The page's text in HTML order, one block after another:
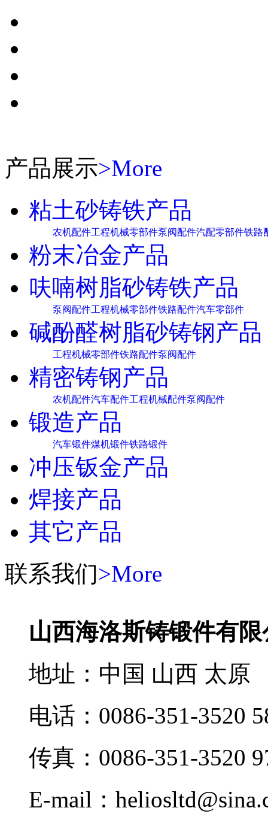
产品展示>More
粘土砂铸铁产品
农机配件工程机械零部件泵阀配件汽配零部件铁路
粉末冶金产品
呋喃树脂砂铸铁产品
泵阀配件工程机械零部件铁路配件汽车零部件
碱酚醛树脂砂铸钢产品
工程机械零部件铁路配件泵阀配件
精密铸钢产品
农机配件汽车配件工程机械配件泵阀配件
锻造产品
汽车锻件煤机锻件铁路锻件
冲压钣金产品
焊接产品
其它产品
联系我们>More
山西海洛斯铸锻件有
地址：中国 山西 太原
电话：0086-351-3520
传真：0086-351-3520
E-mail：